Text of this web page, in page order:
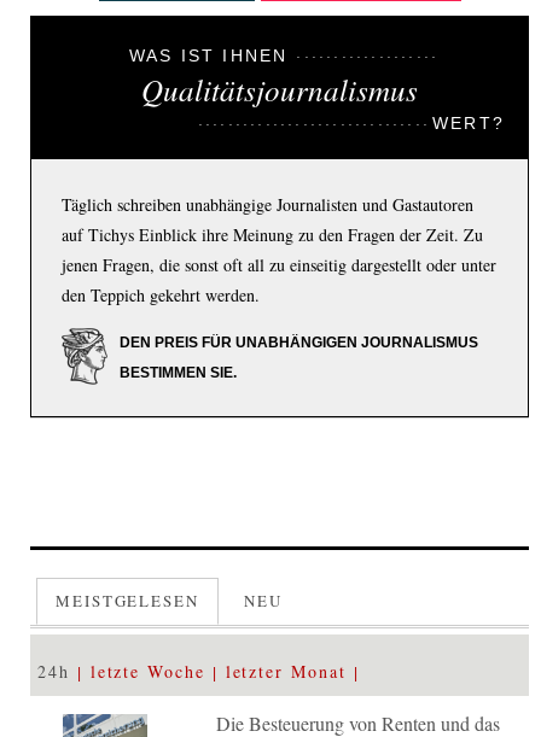
WAS IST IHNEN
Qualitätsjournalismus
WERT?
Täglich schreiben unabhängige Journalisten und Gastautoren
auf Tichys Einblick ihre Meinung zu den Fragen der Zeit. Zu
jenen Fragen, die sonst oft all zu einseitig dargestellt oder unter
den Teppich gekehrt werden.
DEN PREIS FÜR UNABHÄNGIGEN JOURNALISMUS
BESTIMMEN SIE.
MEISTGELESEN NEU
24h letzte Woche letzter Monat
Die Besteuerung von Renten und das